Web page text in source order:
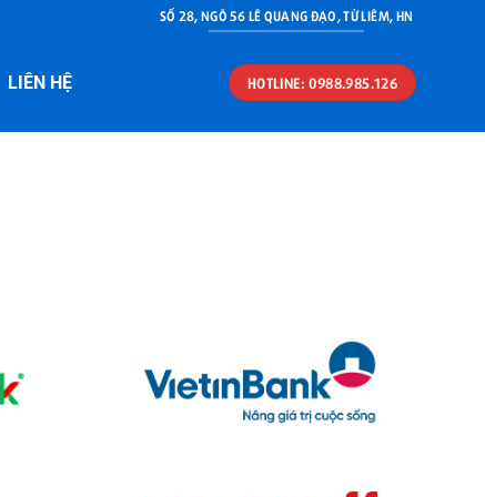
SỐ 28, NGÕ 56 LÊ QUANG ĐẠO, TỪ LIÊM, HN
LIÊN HỆ HOTLINE: 0988.985.126